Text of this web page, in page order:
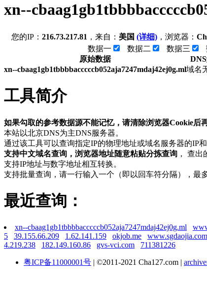
xn--
您的IP： 216.73.217.81 ，来自： 美国 (详细)，浏览器：
数据一
数据二 数据三
原始数据
xn--cbaag1gb1tbbbbacccccb052aja7247mdaj42ej0g.ml域名
工具简介
如果勾取的参考数据源不能记忆，请清除浏览器Cookie后
本站以北京DNS为主DNS服务器。
通过该工具可以查询指定IP的物理地址或域名服务器的IP
支持中文域名查询，浏览器地址随意粘贴分拣查询 ， 查出
支持IP地址与数字地址相互转换。
支持批量查询，请一行输入一个（即以回车符分隔），最
最近查询：
xn--cbaag1gb1tbbbbacccccb052aja7247mdaj42ej0g.ml
5
39.155.66.209 1.62.141.159 okjob.me www.sgdaojia.com
4.219.238
182.149.160.86 gvs-vci.com 711381226
粤ICP备11000001号 | ©2011-2021 Cha127.com |